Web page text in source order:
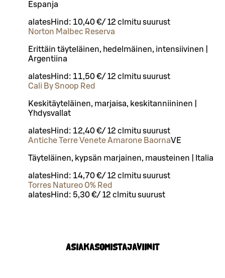
Espanja
alatesHind: 10,40 €/ 12 cl mitu suurust
Norton Malbec Reserva
Erittäin täyteläinen, hedelmäinen, intensiivinen |
Argentiina
alatesHind: 11,50 €/ 12 cl mitu suurust
Cali By Snoop Red
Keskitäyteläinen, marjaisa, keskitanniininen |
Yhdysvallat
alatesHind: 12,40 €/ 12 cl mitu suurust
Antiche Terre Venete Amarone BaornaVE
Täyteläinen, kypsän marjainen, mausteinen | Italia
alatesHind: 14,70 €/ 12 cl mitu suurust
Torres Natureo 0% Red
alatesHind: 5,30 €/ 12 cl mitu suurust
Asiakasomistajaviinit